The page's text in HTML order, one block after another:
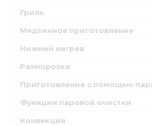
Гриль
Медленное приготовление
Нижний нагрев
Разморозка
Приготовление с помощью
Функция паровой очистки
Конвекция